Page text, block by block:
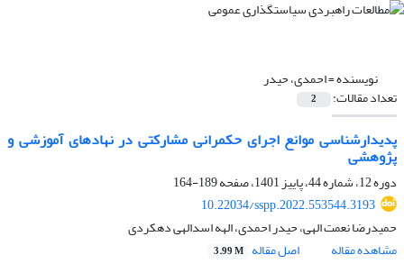
نویسنده =احمدی، حیدر
تعداد مقالات: 2
پدیدارشناسی موانع اجرای حکمرانی مشارکتی در نهادهای آموزشی و
پژوهشی
دوره 12، شماره 44، پاییز 1401، صفحه
189-164
10.22034/sspp.2022.553544.3193
حمیدرضا نعمت الهی، حیدر احمدی، الهه اسدالهی دهکردی
مشاهده مقاله
اصل مقاله 3.99 M